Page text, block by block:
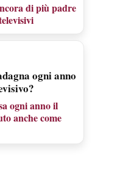
di più padre
ogni anno
ogni anno il
anche come